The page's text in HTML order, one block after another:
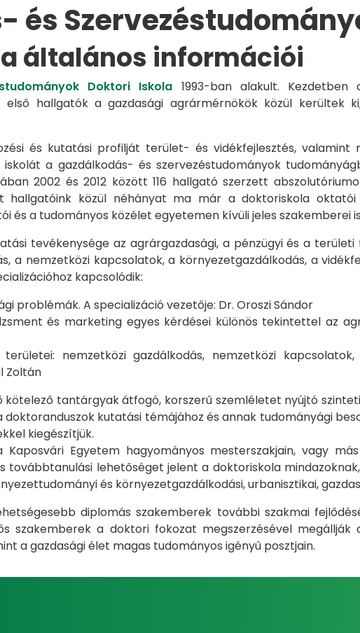
és
általános információi
Doktori Iskola 1993-ban alakult.
első hallgatók a gazdasági agrármérnökök közül kerültek
és kutatási profilját terület- és vidékfejlesztés,
a gazdálkodás- és szervezéstudományok
2002 és 2012 között 116 hallgató szerzett
hallgatóink közül néhányat ma már a doktoriskola
és a tudományos közélet egyetemen kívüli jeles szakemberei
tevékenysége az agrárgazdasági, a pénzügyi és a
a nemzetközi kapcsolatok, a környezetgazdálkodás, a
kapcsolódik:
problémák. A specializáció vezetője: Dr. Oroszi Sándor
és marketing egyes kérdései különös tekintettel az
nemzetközi gazdálkodás, nemzetközi
Zoltán
tantárgyak átfogó, korszerű szemléletet nyújtó
doktoranduszok kutatási témájához és annak tudományági
kiegészítjük.
Egyetem hagyományos mesterszakjain, vagy
továbbtanulási lehetőséget jelent a doktoriskola
és környezetgazdálkodási, urbanisztikai,
diplomás szakemberek további szakmai
szakemberek a doktori fokozat megszerzésével
a gazdasági élet magas tudományos igényű posztjain.